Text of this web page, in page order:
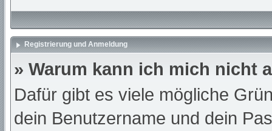
Registrierung und Anmeldung
» Warum kann ich mich nicht
Dafür gibt es viele mögliche
dein Benutzername und dein